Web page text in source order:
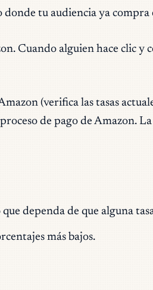
tu audiencia ya compra
Cuando alguien hace clic
(verifica las tasas
de pago de Amazon.
dependa de que alguna
más bajos.